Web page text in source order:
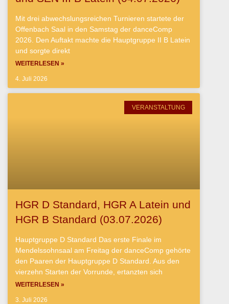
Mit drei abwechslungsreichen Turnieren startete der
Offenbach Saal in den Samstag der danceComp
2026. Den Auftakt machte die Hauptgruppe II B Latein
und sorgte direkt
WEITERLESEN »
4. Juli 2026
VERANSTALTUNG
HGR D Standard, HGR A Latein und
HGR B Standard (03.07.2026)
Hauptgruppe D Standard Das erste Finale im
Mendelssohnsaal am Freitag der danceComp gehörte
den Paaren der Hauptgruppe D Standard. Aus den
vierzehn Starten der Vorrunde, ertanzten sich
WEITERLESEN »
3. Juli 2026